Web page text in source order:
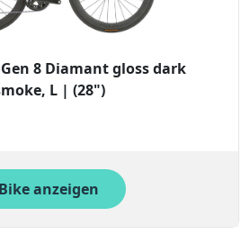
8 Diamant gloss dark
L | (28")
Bike anzeigen